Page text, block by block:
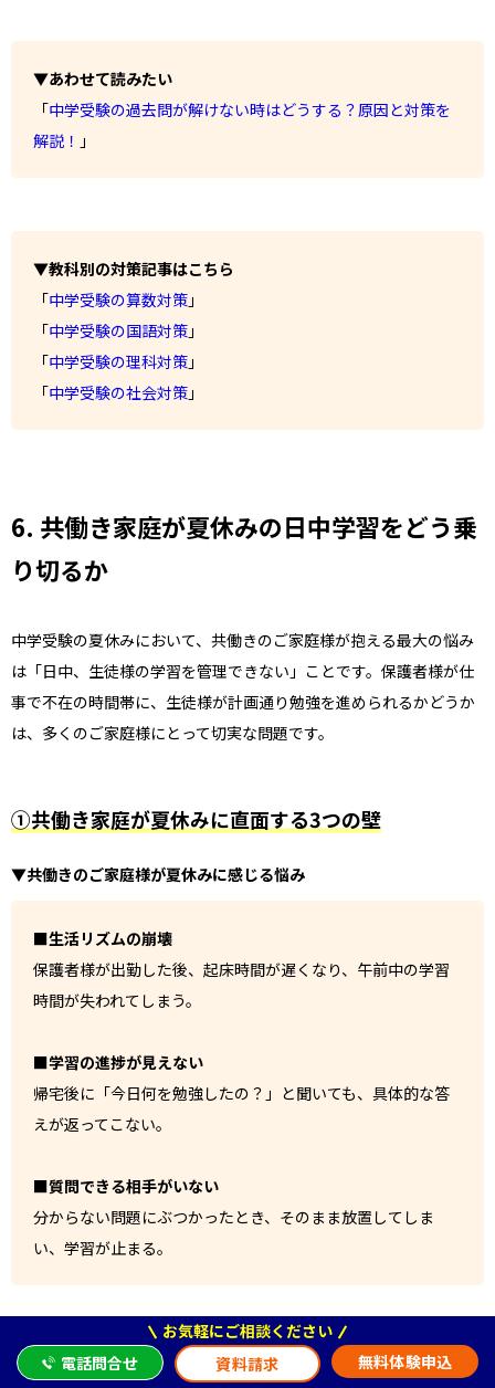
▼あわせて読みたい
「中学受験の過去問が解けない時はどうする？原因と対策を
解説！ 」
▼教科別の対策記事はこちら
「中学受験の算数対策 」
「中学受験の国語対策 」
「中学受験の理科対策 」
「中学受験の社会対策 」
6. 共働き家庭が夏休みの日中学習をどう乗
り切るか
中学受験の夏休みにおいて、共働きのご家庭様が抱える最大の悩み
は「日中、生徒様の学習を管理できない」ことです。保護者様が仕
事で不在の時間帯に、生徒様が計画通り勉強を進められるかどうか
は、多くのご家庭様にとって切実な問題です。
①共働き家庭が夏休みに直面する3つの壁
▼共働きのご家庭様が夏休みに感じる悩み
■生活リズムの崩壊
保護者様が出勤した後、起床時間が遅くなり、午前中の学習
時間が失われてしまう。
■学習の進捗が見えない
帰宅後に「今日何を勉強したの？」と聞いても、具体的な答
えが返ってこない。
■質問できる相手がいない
分からない問題にぶつかったとき、そのまま放置してしま
い、学習が止まる。
②生活リズム維持のための具体的な工夫
お気軽にご相談ください
電話問合せ
資料請求 無料体験申込